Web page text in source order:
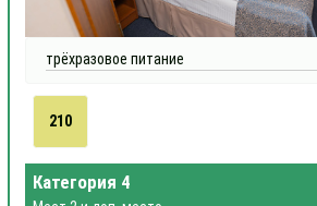
трёхразовое питание
210
Категория 4